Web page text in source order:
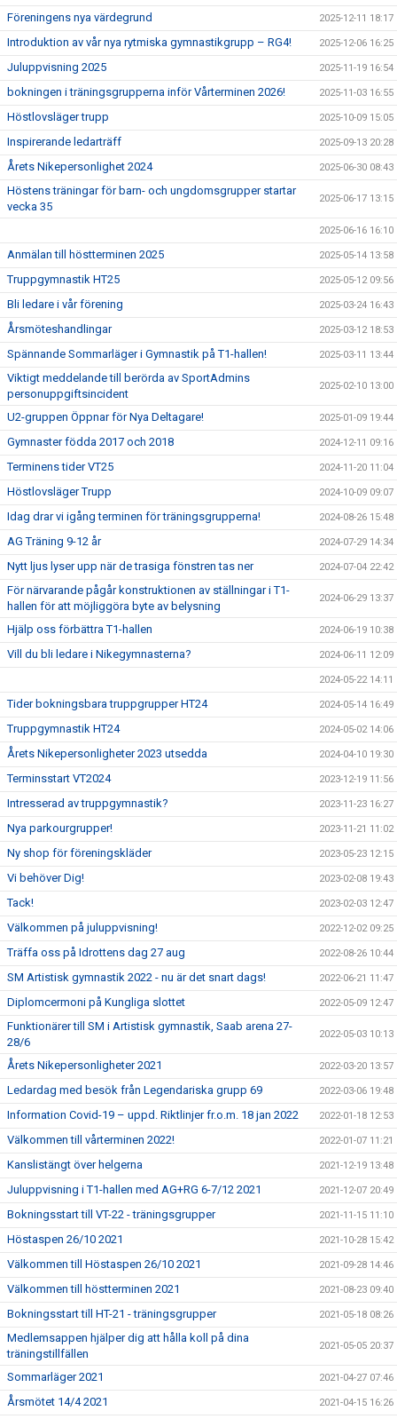
Föreningens nya värdegrund 2025-12-11 18:17
Introduktion av vår nya rytmiska gymnastikgrupp – RG4! 2025-12-06 16:25
Juluppvisning 2025 2025-11-19 16:54
bokningen i träningsgrupperna inför Vårterminen 2026! 2025-11-03 16:55
Höstlovsläger trupp 2025-10-09 15:05
Inspirerande ledarträff 2025-09-13 20:28
Årets Nikepersonlighet 2024 2025-06-30 08:43
Höstens träningar för barn- och ungdomsgrupper startar
vecka 35
2025-06-17 13:15
2025-06-16 16:10
Anmälan till höstterminen 2025 2025-05-14 13:58
Truppgymnastik HT25 2025-05-12 09:56
Bli ledare i vår förening 2025-03-24 16:43
Årsmöteshandlingar 2025-03-12 18:53
Spännande Sommarläger i Gymnastik på T1-hallen! 2025-03-11 13:44
Viktigt meddelande till berörda av SportAdmins
personuppgiftsincident
2025-02-10 13:00
U2-gruppen Öppnar för Nya Deltagare! 2025-01-09 19:44
Gymnaster födda 2017 och 2018 2024-12-11 09:16
Terminens tider VT25 2024-11-20 11:04
Höstlovsläger Trupp 2024-10-09 09:07
Idag drar vi igång terminen för träningsgrupperna! 2024-08-26 15:48
AG Träning 9-12 år 2024-07-29 14:34
Nytt ljus lyser upp när de trasiga fönstren tas ner 2024-07-04 22:42
För närvarande pågår konstruktionen av ställningar i T1-
hallen för att möjliggöra byte av belysning
2024-06-29 13:37
Hjälp oss förbättra T1-hallen 2024-06-19 10:38
Vill du bli ledare i Nikegymnasterna? 2024-06-11 12:09
2024-05-22 14:11
Tider bokningsbara truppgrupper HT24 2024-05-14 16:49
Truppgymnastik HT24 2024-05-02 14:06
Årets Nikepersonligheter 2023 utsedda 2024-04-10 19:30
Terminsstart VT2024 2023-12-19 11:56
Intresserad av truppgymnastik? 2023-11-23 16:27
Nya parkourgrupper! 2023-11-21 11:02
Ny shop för föreningskläder 2023-05-23 12:15
Vi behöver Dig! 2023-02-08 19:43
Tack! 2023-02-03 12:47
Välkommen på juluppvisning! 2022-12-02 09:25
Träffa oss på Idrottens dag 27 aug 2022-08-26 10:44
SM Artistisk gymnastik 2022 - nu är det snart dags! 2022-06-21 11:47
Diplomcermoni på Kungliga slottet 2022-05-09 12:47
Funktionärer till SM i Artistisk gymnastik, Saab arena 27-
28/6
2022-05-03 10:13
Årets Nikepersonligheter 2021 2022-03-20 13:57
Ledardag med besök från Legendariska grupp 69 2022-03-06 19:48
Information Covid-19 – uppd. Riktlinjer fr.o.m. 18 jan 2022 2022-01-18 12:53
Välkommen till vårterminen 2022! 2022-01-07 11:21
Kanslistängt över helgerna 2021-12-19 13:48
Juluppvisning i T1-hallen med AG+RG 6-7/12 2021 2021-12-07 20:49
Bokningsstart till VT-22 - träningsgrupper 2021-11-15 11:10
Höstaspen 26/10 2021 2021-10-28 15:42
Välkommen till Höstaspen 26/10 2021 2021-09-28 14:46
Välkommen till höstterminen 2021 2021-08-23 09:40
Bokningsstart till HT-21 - träningsgrupper 2021-05-18 08:26
Medlemsappen hjälper dig att hålla koll på dina
träningstillfällen
2021-05-05 20:37
Sommarläger 2021 2021-04-27 07:46
Årsmötet 14/4 2021 2021-04-15 16:26